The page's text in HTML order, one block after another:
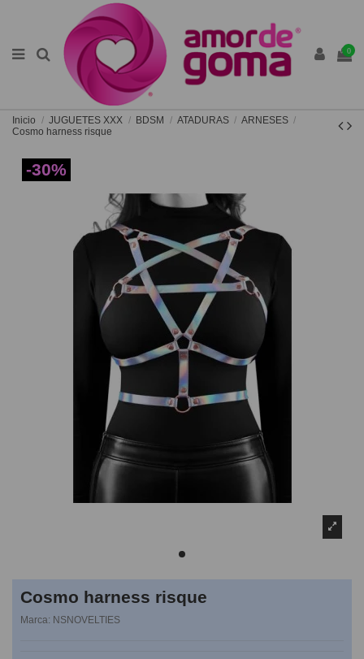
0
Inicio JUGUETES XXX BDSM ATADURAS
ARNESES
Cosmo harness risque
-30%
Cosmo harness risque
Marca: NSNOVELTIES